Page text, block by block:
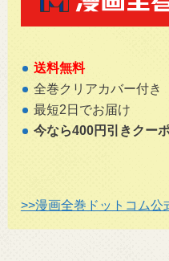
送料無料
全巻クリアカバー付き
最短2日でお届け
今なら400円引きクー
>>漫画全巻ドットコム公